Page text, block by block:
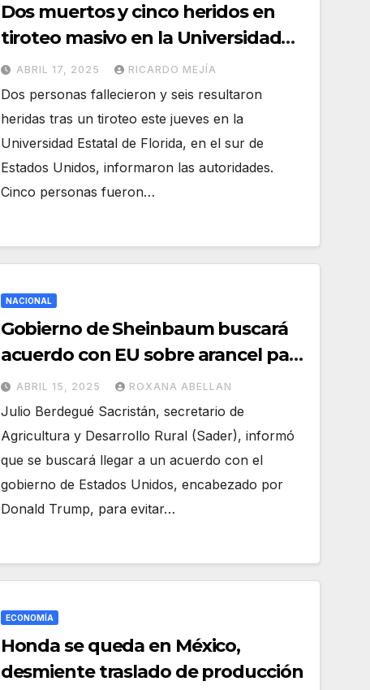
Dos muertos y cinco heridos en
tiroteo masivo en la Universidad
Estatal de Florida
ABRIL 17, 2025 RICARDO MEJÍA
Dos personas fallecieron y seis resultaron
heridas tras un tiroteo este jueves en la
Universidad Estatal de Florida, en el sur de
Estados Unidos, informaron las autoridades.
Cinco personas fueron…
NACIONAL
Gobierno de Sheinbaum buscará
acuerdo con EU sobre arancel para
jitomate
ABRIL 15, 2025 ROXANA ABELLAN
Julio Berdegué Sacristán, secretario de
Agricultura y Desarrollo Rural (Sader), informó
que se buscará llegar a un acuerdo con el
gobierno de Estados Unidos, encabezado por
Donald Trump, para evitar…
ECONOMÍA
Honda se queda en México,
desmiente traslado de producción